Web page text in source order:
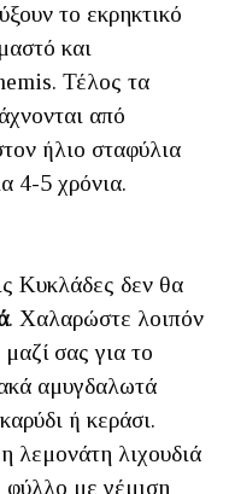
το εκρηκτικό
και
Τέλος τα
από
ήλιο σταφύλια
4-5 χρόνια.
Κυκλάδες δεν θα
. Χαλαρώστε λοιπόν
σας για το
αμυγδαλωτά
ή κεράσι.
λεμονάτη λιχουδιά
φύλλο με γέμιση